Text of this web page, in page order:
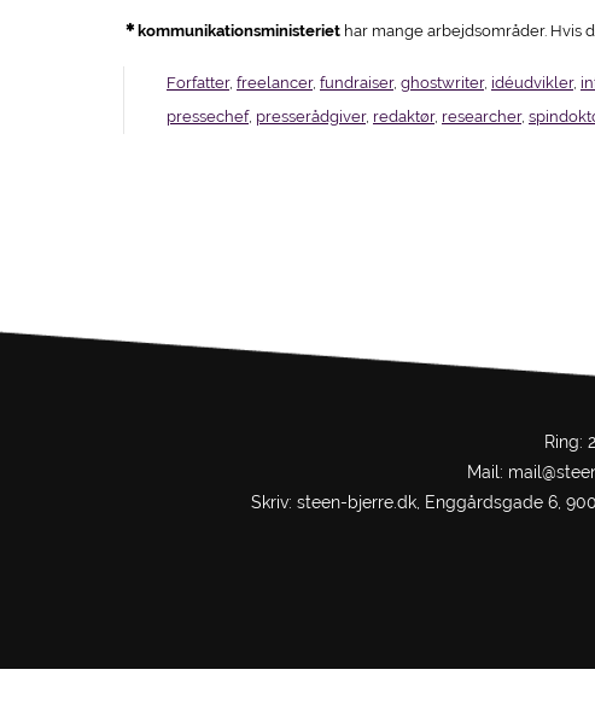
kommunikationsministeriet har mange arbejdsområder.
Forfatter, freelancer, fundraiser, ghostwriter, idéudvikler,
pressechef, presserådgiver, redaktør, researcher,
Ring:
Mail:
Skriv: steen-bjerre.dk, Enggårdsgade 6,